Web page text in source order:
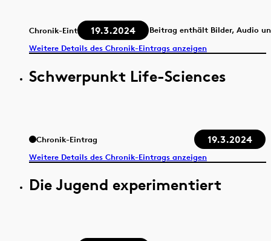
Chronik-Eintrag 19.3.2024
Beitrag enthält Bilder, Audio
Weitere Details des Chronik-Eintrags anzeigen
Schwerpunkt Life-Sciences
Chronik-Eintrag 19.3.2024
Weitere Details des Chronik-Eintrags anzeigen
Die Jugend experimentiert